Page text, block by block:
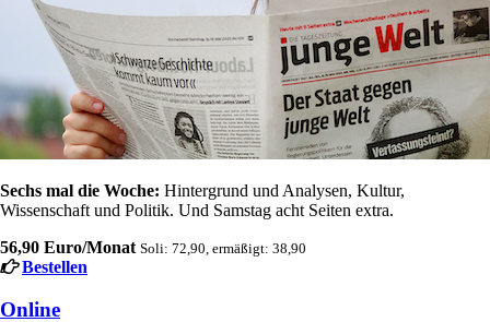
Sechs mal die Woche: Hintergrund und Analysen, Kultur,
Wissenschaft und Politik. Und Samstag acht Seiten extra.
56,90 Euro/Monat Soli: 72,90, ermäßigt: 38,90
Bestellen
Online